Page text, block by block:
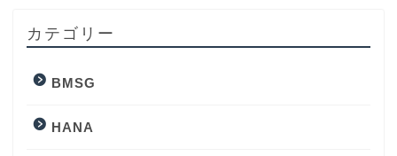
カテゴリー
BMSG
HANA